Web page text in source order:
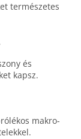
természetes
és
kapsz.
makro­